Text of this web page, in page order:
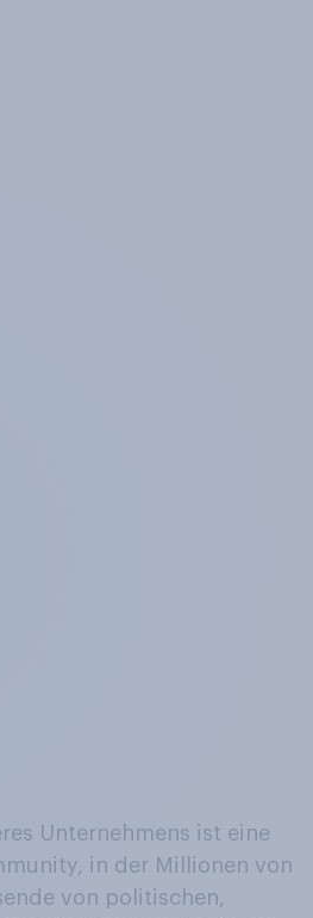
Unternehmens ist eine
in der Millionen von
von politischen,